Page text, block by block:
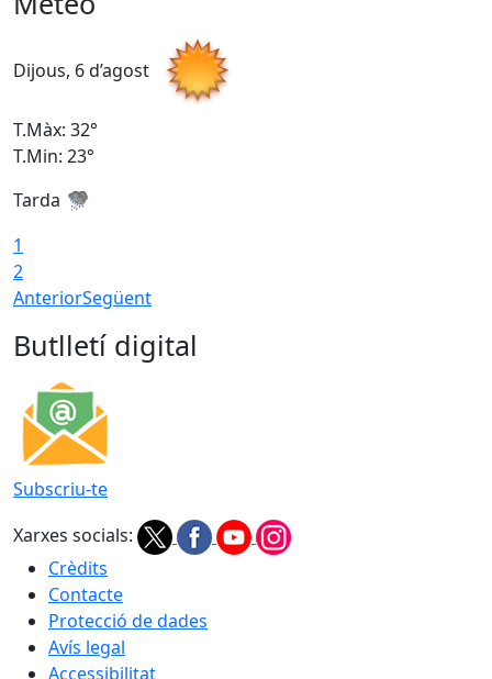
Dijous, 6 d’agost
T.Màx: 32°
T.Min: 23°
Tarda
1
2
AnteriorSegüent
Butlletí digital
Subscriu-te
Xarxes socials:
Crèdits
Contacte
Protecció de dades
Avís legal
Accessibilitat